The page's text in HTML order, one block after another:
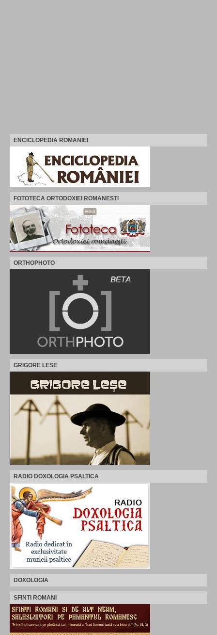
ENCICLOPEDIA ROMANIEI
FOTOTECA ORTODOXIEI ROMANESTI
ORTHOPHOTO
GRIGORE LESE
RADIO DOXOLOGIA PSALTICA
DOXOLOGIA
SFINTI ROMANI